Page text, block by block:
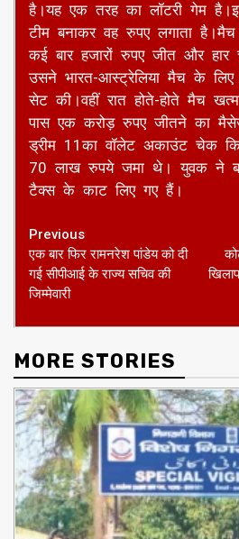
है।यह एक तरह का लॉटरी गेम
टीम बनाकर वह रुपए लगाता
कई बार हजारों रुपए जीत और हार
उसने भारत-आस्‍ट्रेलिया मैच के लिए
सेट की।वहीं रात होते-होते मैच
पास एक करोड़ रुपए जीतने का
ड्रीम 11का वॉलेट अकाउंट चेक
70 लाख रुपये जमा थे। युवक ने
टैक्स के काट लिए गए हैं।
Continue
Reading
Previous
एक बार फिर रामनरेश पांडेय को दी
गई सीपीआई के राज्य सचिव की
जिम्मेवारी
MORE STORIES